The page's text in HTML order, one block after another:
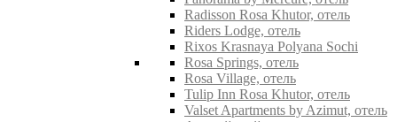
Radisson Rosa Khutor, отель
Riders Lodge, отель
Rixos Krasnaya Polyana Sochi
Rosa Springs, отель
Rosa Village, отель
Tulip Inn Rosa Khutor, отель
Valset Apartments by Azimut, отель